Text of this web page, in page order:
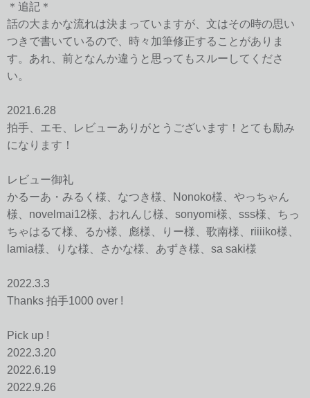
＊追記＊
話の大まかな流れは決まっていますが、文はその時の思い
つきで書いているので、時々加筆修正することがありま
す。あれ、前となんか違うと思ってもスルーしてくださ
い。
2021.6.28
拍手、エモ、レビューありがとうございます！とても励み
になります！
レビュー御礼
かるーあ・みるく様、なつき様、Nonoko様、やっちゃん
様、novelmai12様、おれんじ様、sonyomi様、sss様、ちっ
ちゃはるて様、るか様、彪様、りー様、歌南様、riiiiko様、
lamia様、りな様、さかな様、あずき様、sa saki様
2022.3.3
Thanks 拍手1000 over !
Pick up !
2022.3.20
2022.6.19
2022.9.26